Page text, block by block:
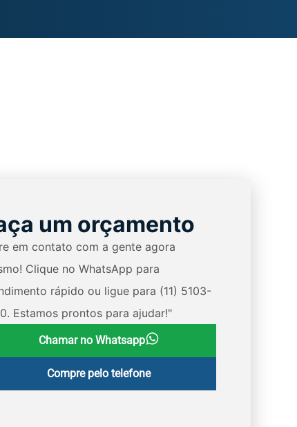
um orçamento
em contato com a gente agora
Clique no WhatsApp para
rápido ou ligue para (11) 5103-
Estamos prontos para ajudar!"
Chamar no Whatsapp
Compre pelo telefone